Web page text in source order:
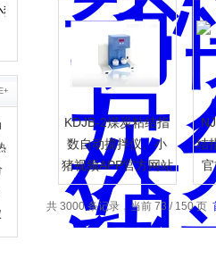
视频APP官方网站下载罗志祥
KDJB-2煤炭粘结指
数自动搅拌仪、小
猪视频APP官方网站
下载罗志祥
结
共 3000 条记录，当前 73 / 150 页